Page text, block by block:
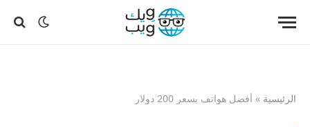
الرئيسية » أفضل هواتف بسعر 200 دولار